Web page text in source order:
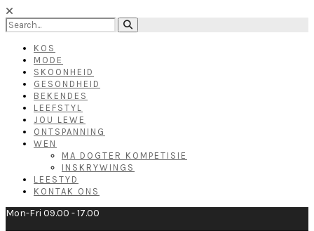
KOS
MODE
SKOONHEID
GESONDHEID
BEKENDES
LEEFSTYL
JOU LEWE
ONTSPANNING
WEN
MA DOGTER KOMPETISIE
INSKRYWINGS
LEESTYD
KONTAK ONS
Mon-Fri 09.00 - 17.00